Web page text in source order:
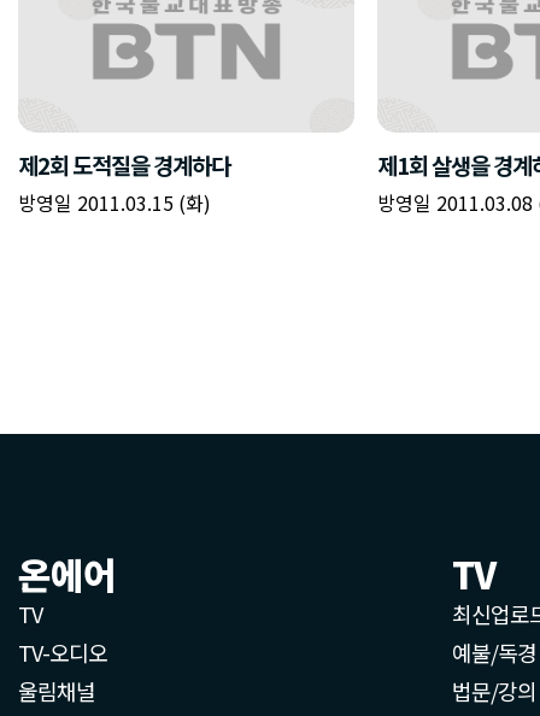
온에어
TV
TV-오디오
울림채널
TV
최신업로
예불/독경
법문/강의